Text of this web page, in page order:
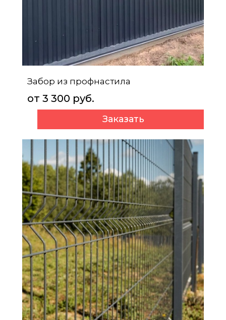
Забор из профнастила
от 3 300 руб.
Заказать